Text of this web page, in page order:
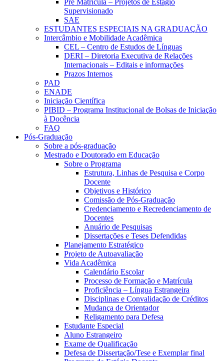
Pré Matrícula – Projetos de Estágio
Supervisionado
SAE
ESTUDANTES ESPECIAIS NA GRADUAÇÃO
Intercâmbio e Mobilidade Acadêmica
CEL – Centro de Estudos de Línguas
DERI – Diretoria Executiva de Relações
Internacionais – Editais e informações
Prazos Internos
PAD
ENADE
Iniciação Científica
PIBID – Programa Institucional de Bolsas de Iniciação
à Docência
FAQ
Pós-Graduação
Sobre a pós-graduação
Mestrado e Doutorado em Educação
Sobre o Programa
Estrutura, Linhas de Pesquisa e Corpo
Docente
Objetivos e Histórico
Comissão de Pós-Graduação
Credenciamento e Recredenciamento de
Docentes
Anuário de Pesquisas
Dissertações e Teses Defendidas
Planejamento Estratégico
Projeto de Autoavaliação
Vida Acadêmica
Calendário Escolar
Processo de Formação e Matrícula
Proficiência – Língua Estrangeira
Disciplinas e Convalidação de Créditos
Mudança de Orientador
Religamento para Defesa
Estudante Especial
Aluno Estrangeiro
Exame de Qualificação
Defesa de Dissertação/Tese e Exemplar final